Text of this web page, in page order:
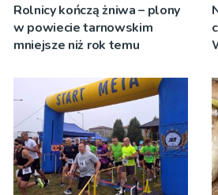
Rolnicy kończą żniwa – plony
w powiecie tarnowskim
mniejsze niż rok temu